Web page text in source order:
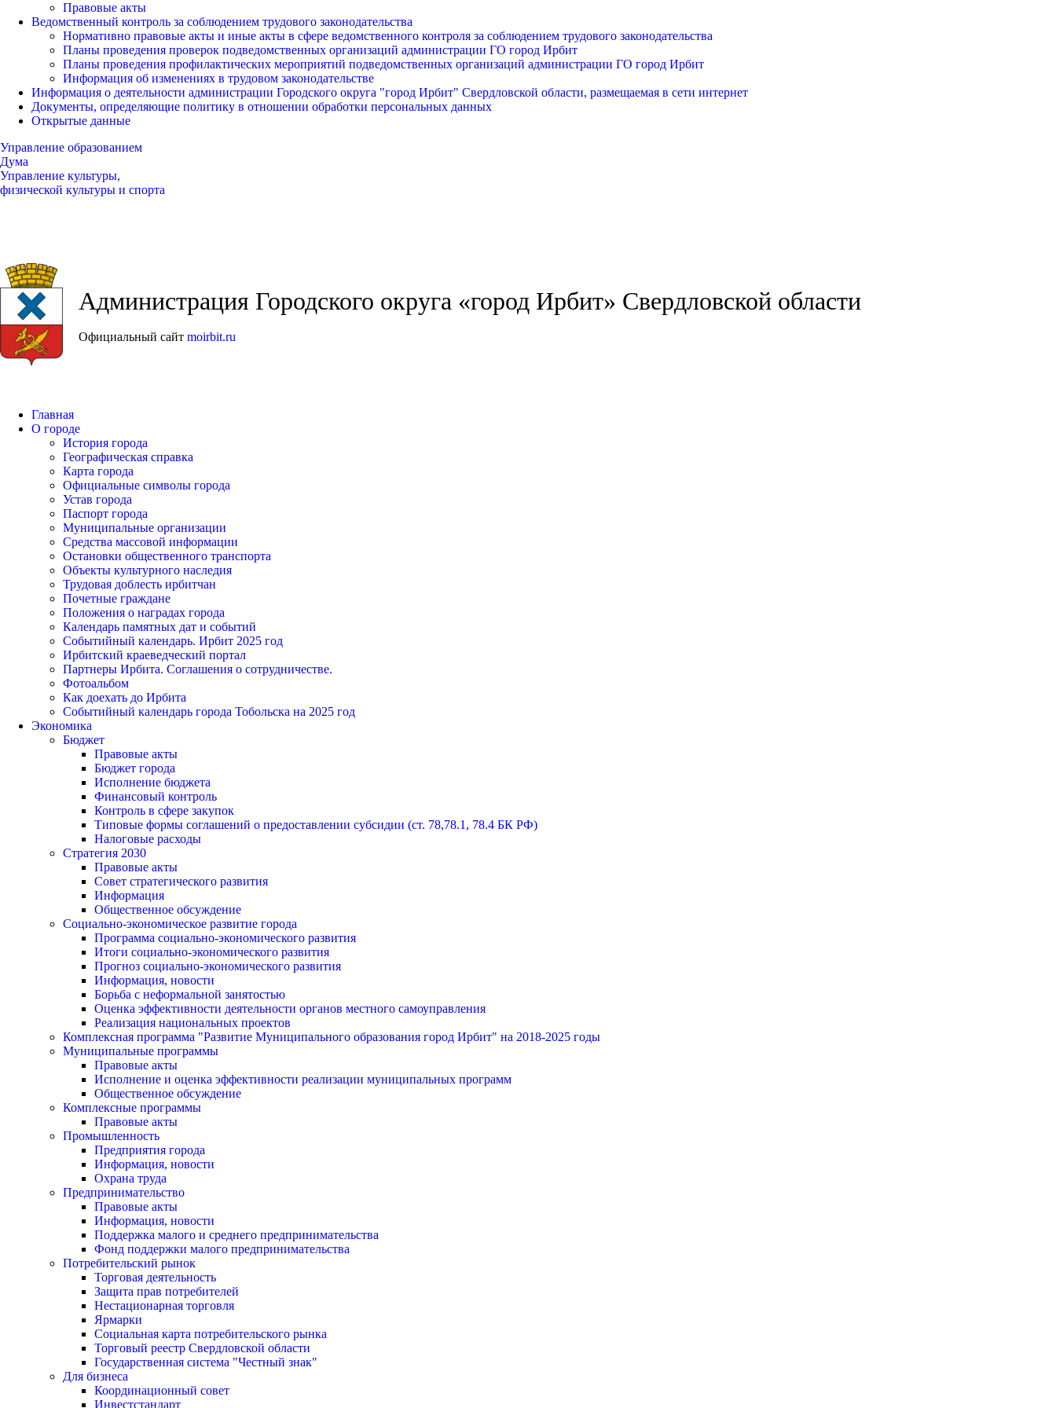
Правовые акты
Ведомственный контроль за соблюдением трудового законодательства
Нормативно правовые акты и иные акты в сфере ведомственного контроля за соблюдением трудового законодательства
Планы проведения проверок подведомственных организаций администрации ГО город Ирбит
Планы проведения профилактических мероприятий подведомственных организаций администрации ГО город Ирбит
Информация об изменениях в трудовом законодательстве
Информация о деятельности администрации Городского округа "город Ирбит" Свердловской области, размещаемая в сети интернет
Документы, определяющие политику в отношении обработки персональных данных
Открытые данные
Управление образованием
Дума
Управление культуры,
физической культуры и спорта
Администрация Городского округа «город Ирбит» Свердловской области
Официальный сайт moirbit.ru
Главная
О городе
История города
Географическая справка
Карта города
Официальные символы города
Устав города
Паспорт города
Муниципальные организации
Средства массовой информации
Остановки общественного транспорта
Объекты культурного наследия
Трудовая доблесть ирбитчан
Почетные граждане
Положения о наградах города
Календарь памятных дат и событий
Событийный календарь. Ирбит 2025 год
Ирбитский краеведческий портал
Партнеры Ирбита. Соглашения о сотрудничестве.
Фотоальбом
Как доехать до Ирбита
Событийный календарь города Тобольска на 2025 год
Экономика
Бюджет
Правовые акты
Бюджет города
Исполнение бюджета
Финансовый контроль
Контроль в сфере закупок
Типовые формы соглашений о предоставлении субсидии (ст. 78,78.1, 78.4 БК РФ)
Налоговые расходы
Стратегия 2030
Правовые акты
Совет стратегического развития
Информация
Общественное обсуждение
Социально-экономическое развитие города
Программа социально-экономического развития
Итоги социально-экономического развития
Прогноз социально-экономического развития
Информация, новости
Борьба с неформальной занятостью
Оценка эффективности деятельности органов местного самоуправления
Реализация национальных проектов
Комплексная программа "Развитие Муниципального образования город Ирбит" на 2018-2025 годы
Муниципальные программы
Правовые акты
Исполнение и оценка эффективности реализации муниципальных программ
Общественное обсуждение
Комплексные программы
Правовые акты
Промышленность
Предприятия города
Информация, новости
Охрана труда
Предпринимательство
Правовые акты
Информация, новости
Поддержка малого и среднего предпринимательства
Фонд поддержки малого предпринимательства
Потребительский рынок
Торговая деятельность
Защита прав потребителей
Нестационарная торговля
Ярмарки
Социальная карта потребительского рынка
Торговый реестр Свердловской области
Государственная система "Честный знак"
Для бизнеса
Координационный совет
Инвестстандарт